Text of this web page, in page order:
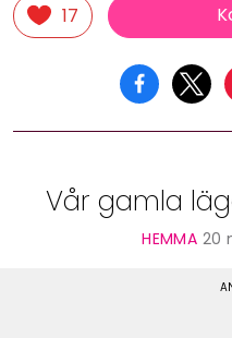
17
Vår gamla
HEMMA 20